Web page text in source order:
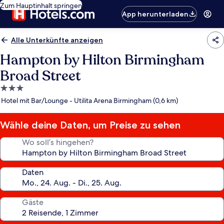
Zum Hauptinhalt springen
App herunterladen
Alle Unterkünfte anzeigen
Hampton by Hilton Birmingham
Broad Street
3.0-
Sterne-
Hotel mit Bar/Lounge - Utilita Arena Birmingham (0,6 km)
Wähle deine Daten, um Preise zu sehen
Wo soll’s hingehen?
Daten
Gäste